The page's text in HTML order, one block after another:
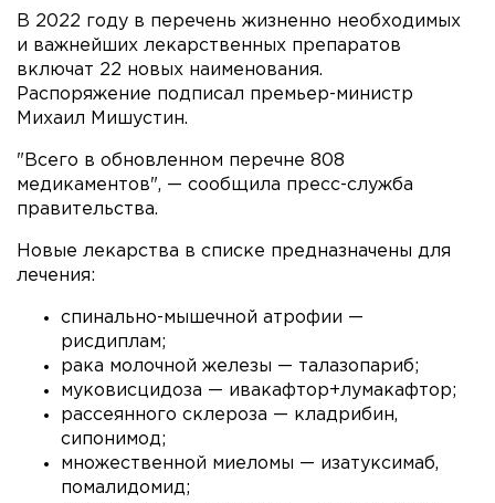
В 2022 году в перечень жизненно необходимых
и важнейших лекарственных препаратов
включат 22 новых наименования.
Распоряжение подписал премьер-министр
Михаил Мишустин.
"Всего в обновленном перечне 808
медикаментов", — сообщила пресс-служба
правительства.
Новые лекарства в списке предназначены для
лечения:
спинально-мышечной атрофии —
рисдиплам;
рака молочной железы — талазопариб;
муковисцидоза — ивакафтор+лумакафтор;
рассеянного склероза — кладрибин,
сипонимод;
множественной миеломы — изатуксимаб,
помалидомид;